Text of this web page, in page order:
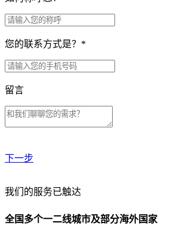
您的联系方式是？ *
留言
下一步
贵公司预算范围是？
我们的服务已触达
全国多个一二线城市及部分海外国家